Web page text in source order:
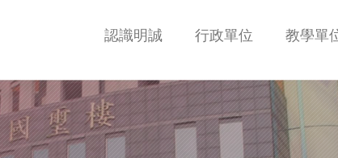
認識明誠 行政單位 教學單